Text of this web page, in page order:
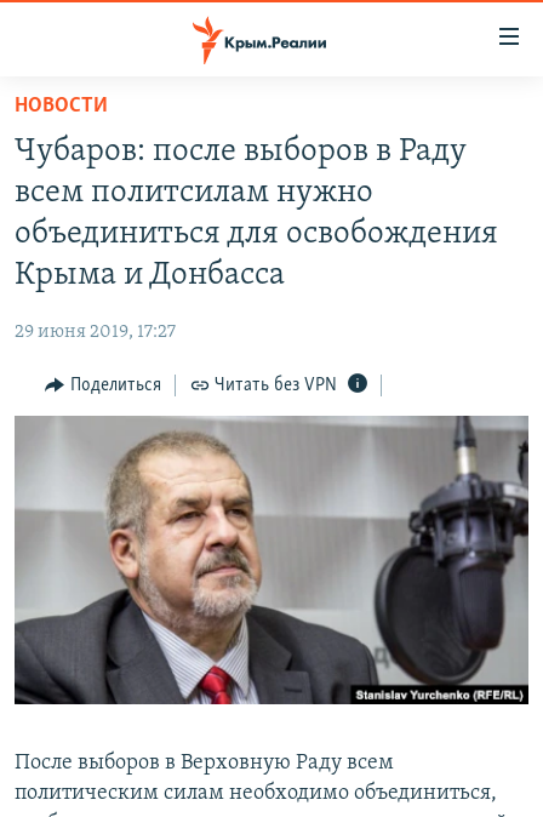
Вернуться
основному
содержанию
Вернутся
главной
Вернутся
поиску
НОВОСТИ
СПЕЦПРОЕКТЫ
ГРУЗ 200
КАРТА ВОЕННЫХ ОБЪЕКТОВ КРЫМА
ВОДА
ИСТОРИЯ
ИНФОГРАФИКА
ТЕЛЕПРОЕКТ КРЫМ.РЕАЛИИ
СОВЕТЫ ПРАВОЗАЩИТНИКОВ
ПРОПАВШИЕ БЕЗ ВЕСТИ
ПОБЕДИТЕЛЕЙ НЕ СУДЯТ?
КРЫМ.НЕПОКОРЕННЫЙ
УКРАИНСКАЯ ПРОБЛЕМА КРЫМА
РАДІО СВОБОДА
КАК ОБОЙТИ БЛОКИРОВКУ
Українською
Qırımtatar
ПРИСОЕДИНЯЙТЕСЬ!
НОВОСТИ
Чубаров: после выборов в Раду
всем политсилам нужно
объединиться для освобождения
Крыма и Донбасса
29 июня 2019, 17:27
Поделиться Читать без VPN
После выборов в Верховную Раду всем
политическим силам необходимо объединиться,